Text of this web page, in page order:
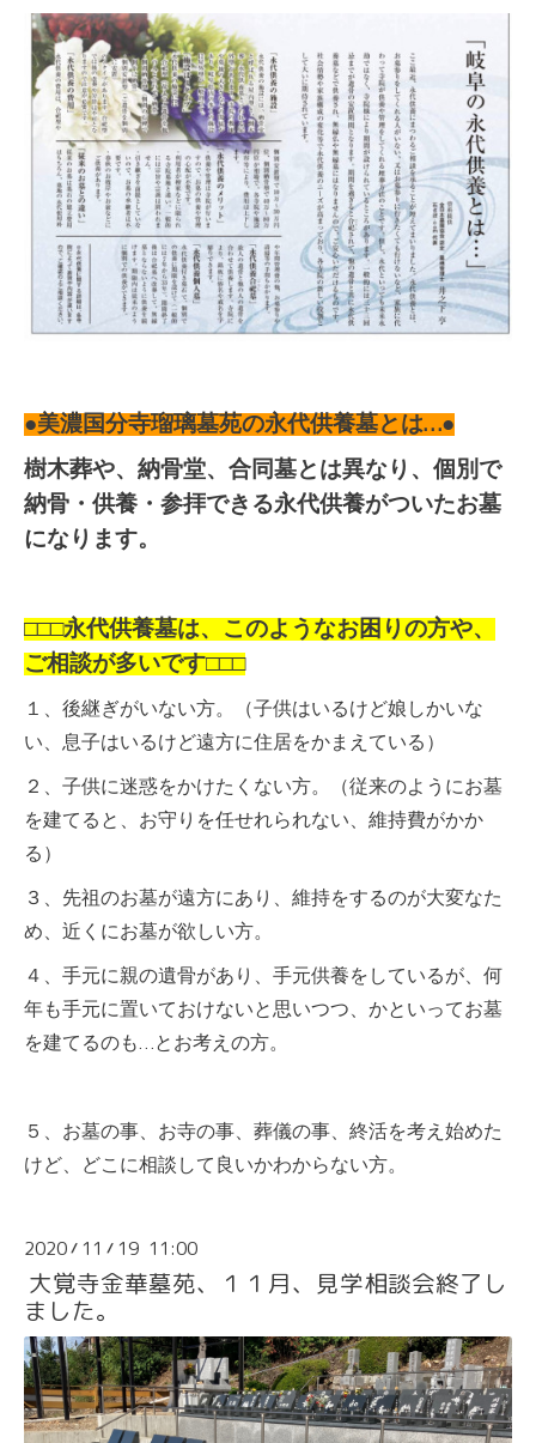
●美濃国分寺瑠璃墓苑の永代供養墓とは…●
樹木葬や、納骨堂、合同墓とは異なり、個別で
納骨・供養・参拝できる永代供養がついたお墓
になります。
□□□永代供養墓は、このようなお困りの方や、
ご相談が多いです□□□
１、後継ぎがいない方。（子供はいるけど娘しかいな
い、息子はいるけど遠方に住居をかまえている）
２、子供に迷惑をかけたくない方。（従来のようにお墓
を建てると、お守りを任せれられない、維持費がかか
る）
３、先祖のお墓が遠方にあり、維持をするのが大変なた
め、近くにお墓が欲しい方。
４、手元に親の遺骨があり、手元供養をしているが、何
年も手元に置いておけないと思いつつ、かといってお墓
を建てるのも…とお考えの方。
５、お墓の事、お寺の事、葬儀の事、終活を考え始めた
けど、どこに相談して良いかわからない方。
2020/ 11 / 19 11:00
大覚寺金華墓苑、１１月、見学相談会終了し
ました。